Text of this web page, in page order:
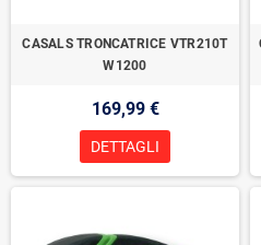
CASALS TRONCATRICE VTR210T
W1200
169,99 €
DETTAGLI